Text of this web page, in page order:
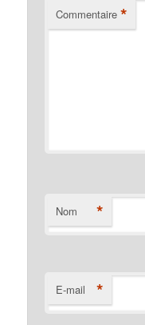
Commentaire *
Nom *
E-mail *